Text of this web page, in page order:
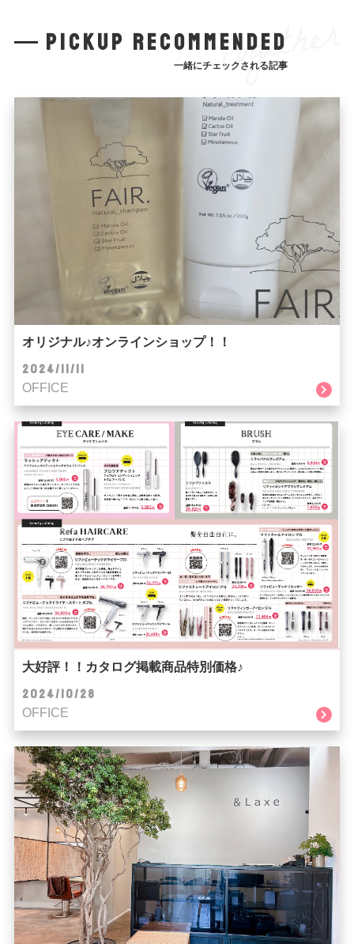
pickup recommended
一緒にチェックされる記事
Together
オリジナル♪オンラインショップ！！
2024/11/11
OFFICE
大好評！！カタログ掲載商品特別価格♪
2024/10/28
OFFICE